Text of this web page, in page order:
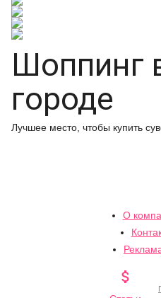
Шоппинг
городе
Лучшее место, чтобы купить
О
